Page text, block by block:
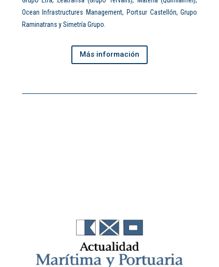
Ocean Infrastructures Management, Portsur Castellón, Grupo
Raminatrans y Simetría Grupo.
Más información